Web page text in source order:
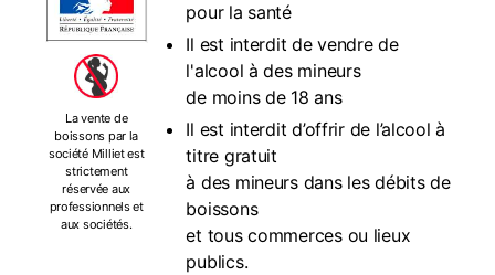
La vente de
boissons par la
société Milliet est
strictement
réservée aux
professionnels et
aux sociétés.
pour la santé
Il est interdit de vendre de
l'alcool à des mineurs
de moins de 18 ans
Il est interdit d’offrir de l’alcool à
titre gratuit
à des mineurs dans les débits de
boissons
et tous commerces ou lieux
publics.